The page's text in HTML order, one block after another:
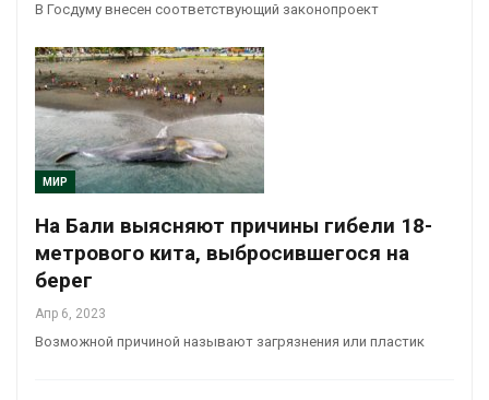
В Госдуму внесен соответствующий законопроект
МИР
На Бали выясняют причины гибели 18-
метрового кита, выбросившегося на
берег
Апр 6, 2023
Возможной причиной называют загрязнения или пластик